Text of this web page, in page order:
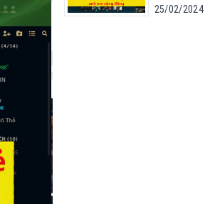
25/02/2024